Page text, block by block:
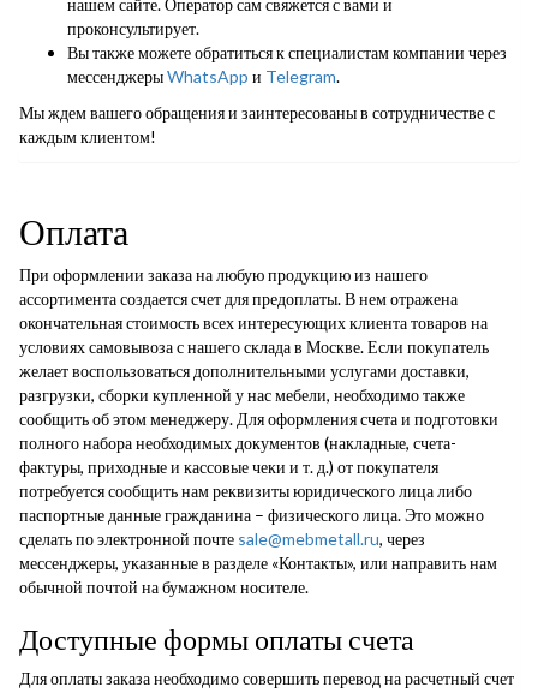
проконсультирует.
Вы также можете обратиться к специалистам компании через
мессенджерыWhatsApp и Telegram.
Мы ждем вашего обращения и заинтересованы в сотрудничестве с
каждым клиентом!
Оплата
При оформлении заказа на любую продукцию из нашего
ассортимента создается счет для предоплаты. В нем отражена
окончательная стоимость всех интересующих клиента товаров на
условиях самовывоза с нашего склада в Москве. Если покупатель
желает воспользоваться дополнительными услугами доставки,
разгрузки, сборки купленной у нас мебели, необходимо также
сообщить об этом менеджеру. Для оформления счета и подготовки
полного набора необходимых документов (накладные, счета-
фактуры, приходные и кассовые чеки и т. д.) от покупателя
потребуется сообщить нам реквизиты юридического лица либо
паспортные данные гражданина – физического лица. Это можно
сделать по электронной почте sale@mebmetall.ru, через
мессенджеры, указанные в разделе «Контакты», или направить нам
обычной почтой на бумажном носителе.
Доступные формы оплаты счета
Для оплаты заказа необходимо совершить перевод на расчетный счет